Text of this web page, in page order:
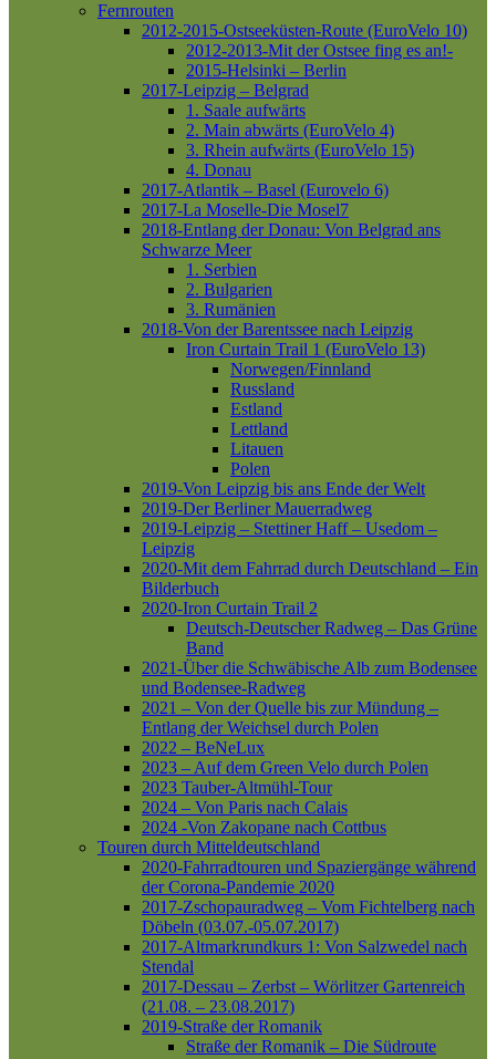
Fernrouten
2012-2015-Ostseeküsten-Route (EuroVelo 10)
2012-2013-Mit der Ostsee fing es an!-
2015-Helsinki – Berlin
2017-Leipzig – Belgrad
1. Saale aufwärts
2. Main abwärts (EuroVelo 4)
3. Rhein aufwärts (EuroVelo 15)
4. Donau
2017-Atlantik – Basel (Eurovelo 6)
2017-La Moselle-Die Mosel7
2018-Entlang der Donau: Von Belgrad ans
Schwarze Meer
1. Serbien
2. Bulgarien
3. Rumänien
2018-Von der Barentssee nach Leipzig
Iron Curtain Trail 1 (EuroVelo 13)
Norwegen/Finnland
Russland
Estland
Lettland
Litauen
Polen
2019-Von Leipzig bis ans Ende der Welt
2019-Der Berliner Mauerradweg
2019-Leipzig – Stettiner Haff – Usedom –
Leipzig
2020-Mit dem Fahrrad durch Deutschland – Ein
Bilderbuch
2020-Iron Curtain Trail 2
Deutsch-Deutscher Radweg – Das Grüne
Band
2021-Über die Schwäbische Alb zum Bodensee
und Bodensee-Radweg
2021 – Von der Quelle bis zur Mündung –
Entlang der Weichsel durch Polen
2022 – BeNeLux
2023 – Auf dem Green Velo durch Polen
2023 Tauber-Altmühl-Tour
2024 – Von Paris nach Calais
2024 -Von Zakopane nach Cottbus
Touren durch Mitteldeutschland
2020-Fahrradtouren und Spaziergänge während
der Corona-Pandemie 2020
2017-Zschopauradweg – Vom Fichtelberg nach
Döbeln (03.07.-05.07.2017)
2017-Altmarkrundkurs 1: Von Salzwedel nach
Stendal
2017-Dessau – Zerbst – Wörlitzer Gartenreich
(21.08. – 23.08.2017)
2019-Straße der Romanik
Straße der Romanik – Die Südroute